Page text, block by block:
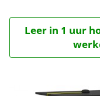
Leer in 1 uur